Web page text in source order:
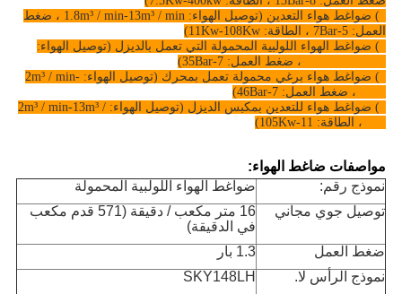
2) ضواغط هواء التعدين (توصيل الهواء: 1.8m³ / min-13m³ / min ، ضغط
العمل: 5-7Bar ، الطاقة: 11Kw-108Kw)
3) ضواغط الهواء اللولبية المحمولة التي تعمل بالديزل (توصيل الهواء:
4) ضواغط هواء برغي محمولة تعمل بمحرك (توصيل الهواء: 2m³ / min-
5) ضواغط هواء للتعدين بمكبس الديزل (توصيل الهواء: 2m³ / min-13m³ /
مواصفات ضاغط الهواء:
نموذج رقم:
ضواغط الهواء اللولبية المحمولة
توصيل جوي مجاني
16 متر مكعب / دقيقة (571 قدم مكعب
في الدقيقة)
ضغط العمل
1.3 بار
نموذج الرأس لا.
SKY148LH